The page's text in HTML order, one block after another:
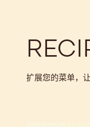
扩展您的菜单，